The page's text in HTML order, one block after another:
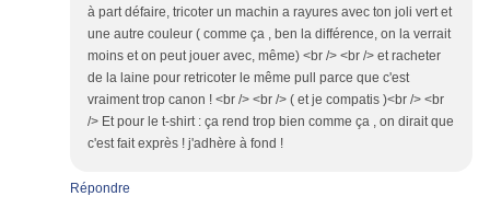
à part défaire, tricoter un machin a rayures avec ton joli vert et
une autre couleur ( comme ça , ben la différence, on la verrait
moins et on peut jouer avec, même) <br /> <br /> et racheter
de la laine pour retricoter le même pull parce que c'est
vraiment trop canon ! <br /> <br /> ( et je compatis )<br /> <br
/> Et pour le t-shirt : ça rend trop bien comme ça , on dirait que
c'est fait exprès ! j'adhère à fond !
Répondre